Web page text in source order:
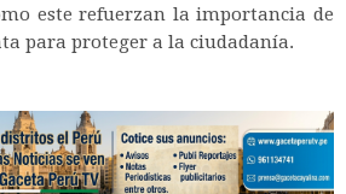
este refuerzan la importancia de
para proteger a la ciudadanía.